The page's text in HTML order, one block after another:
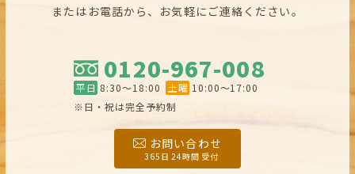
またはお電話から、お気軽にご連絡ください。
0120-967-008
平日 8:30〜18:00 土曜 10:00〜17:00
※日・祝は完全予約制
お問い合わせ
365日 24時間 受付